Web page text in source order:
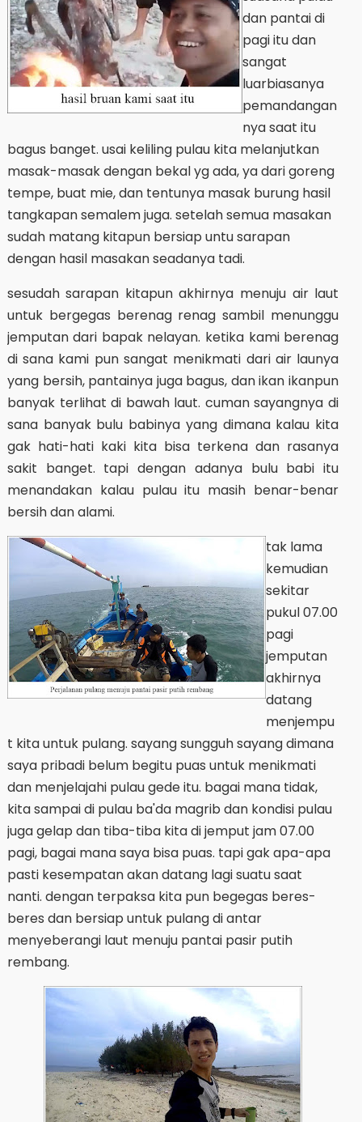
dan pantai di
pagi itu dan
sangat
luarbiasanya
pemandangan
nya saat itu
bagus banget. usai keliling pulau kita melanjutkan
masak-masak dengan bekal yg ada, ya dari goreng
tempe, buat mie, dan tentunya masak burung hasil
tangkapan semalem juga. setelah semua masakan
sudah matang kitapun bersiap untu sarapan
dengan hasil masakan seadanya tadi.
sesudah sarapan kitapun akhirnya menuju air laut
untuk bergegas berenag renag sambil menunggu
jemputan dari bapak nelayan. ketika kami berenag
di sana kami pun sangat menikmati dari air launya
yang bersih, pantainya juga bagus, dan ikan ikanpun
banyak terlihat di bawah laut. cuman sayangnya di
sana banyak bulu babinya yang dimana kalau kita
gak hati-hati kaki kita bisa terkena dan rasanya
sakit banget. tapi dengan adanya bulu babi itu
menandakan kalau pulau itu masih benar-benar
bersih dan alami.
tak lama
kemudian
sekitar
pukul 07.00
pagi
jemputan
akhirnya
datang
menjempu
t kita untuk pulang. sayang sungguh sayang dimana
saya pribadi belum begitu puas untuk menikmati
dan menjelajahi pulau gede itu. bagai mana tidak,
kita sampai di pulau ba'da magrib dan kondisi pulau
juga gelap dan tiba-tiba kita di jemput jam 07.00
pagi, bagai mana saya bisa puas. tapi gak apa-apa
pasti kesempatan akan datang lagi suatu saat
nanti. dengan terpaksa kita pun begegas beres-
beres dan bersiap untuk pulang di antar
menyeberangi laut menuju pantai pasir putih
rembang.